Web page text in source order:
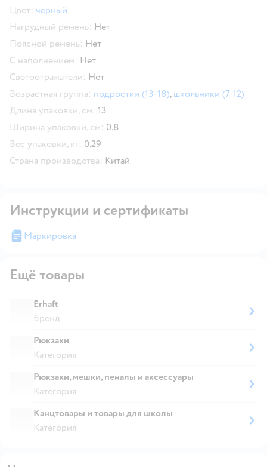
Цвет: черный
Нагрудный ремень: Нет
Поясной ремень: Нет
С наполнением: Нет
Светоотражатели: Нет
Возрастная группа: подростки (13-18), школьники (7-12)
Длина упаковки, см: 13
Ширина упаковки, см: 0.8
Вес упаковки, кг: 0.29
Страна производства: Китай
Инструкции и сертификаты
Маркировка
Ещё товары
Erhaft
Бренд
Рюкзаки
Категория
Рюкзаки, мешки, пеналы и аксессуары
Категория
Канцтовары и товары для школы
Категория